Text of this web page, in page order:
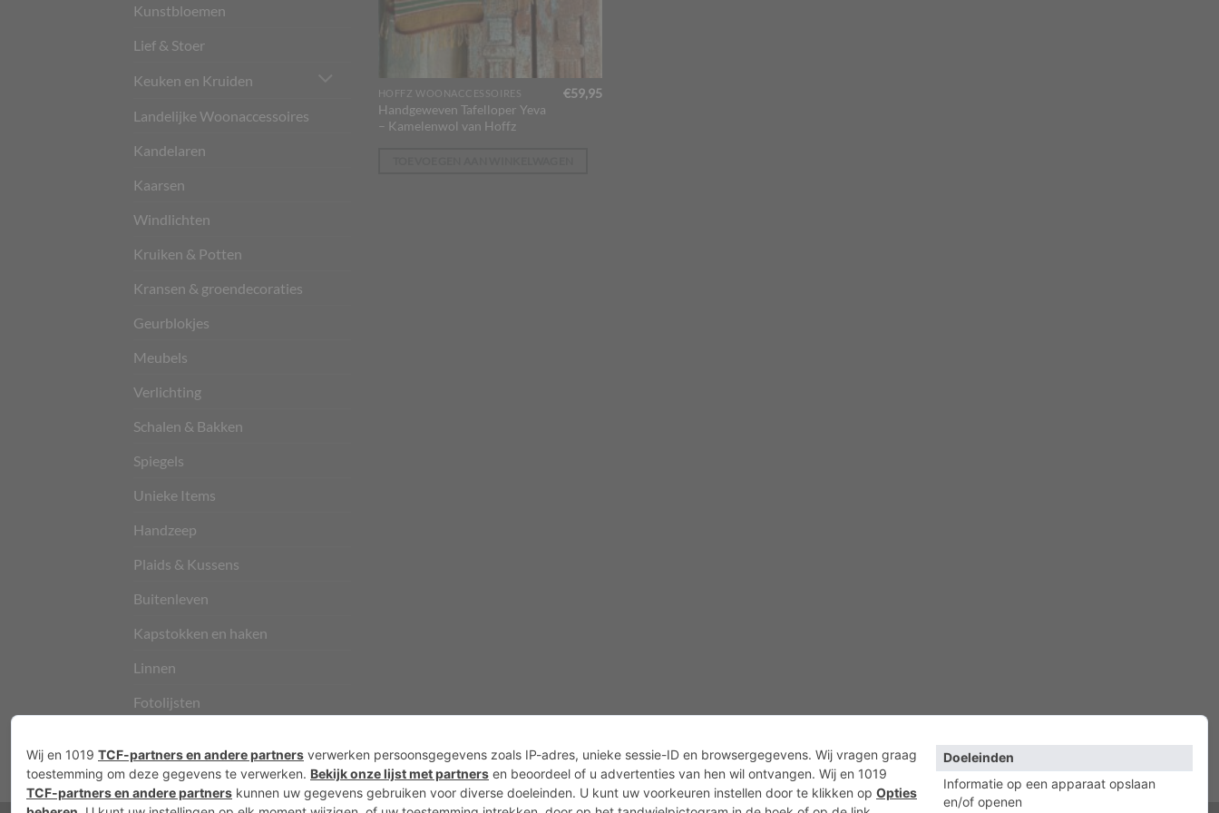
Kunstbloemen
Lief & Stoer
Keuken en Kruiden
Landelijke Woonaccessoires
Kandelaren
Kaarsen
Windlichten
Kruiken & Potten
Kransen & groendecoraties
Geurblokjes
Meubels
Verlichting
Schalen & Bakken
Spiegels
Unieke Items
Handzeep
Plaids & Kussens
Buitenleven
Kapstokken en haken
Linnen
Fotolijsten
HOFFZ WOONACCESSOIRES
Handgeweven Tafelloper Yeva
– Kamelenwol van Hoffz
€59,95